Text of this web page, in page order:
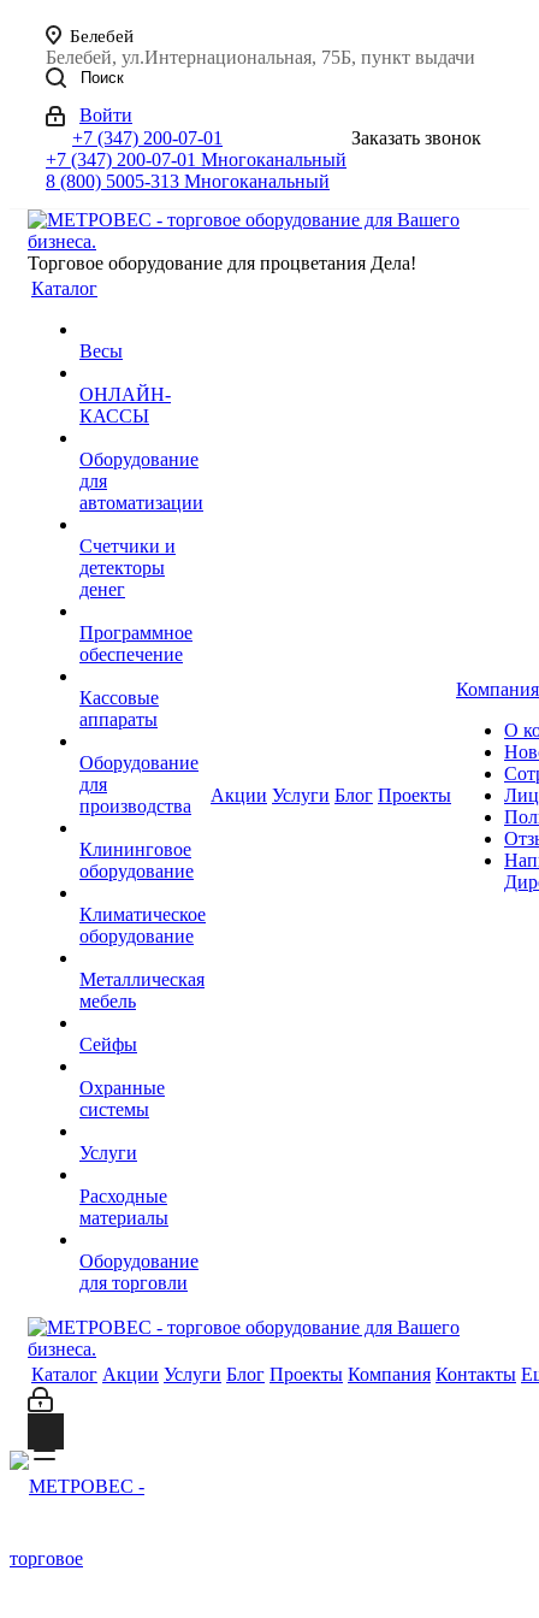
Белебей
Белебей, ул.Интернациональная, 75Б, пункт выдачи
Поиск
Войти
+7 (347) 200-07-01
+7 (347) 200-07-01 Многоканальный
8 (800) 5005-313 Многоканальный
Заказать звонок
Торговое оборудование для процветания Дела!
Каталог
Весы
ОНЛАЙН-
КАССЫ
Оборудование
для
автоматизации
Счетчики и
детекторы
денег
Программное
обеспечение
Кассовые
аппараты
Оборудование
для
производства
Клининговое
оборудование
Климатическое
оборудование
Металлическая
мебель
Сейфы
Охранные
системы
Услуги
Расходные
материалы
Оборудование
для торговли
Акции Услуги Блог Проекты
Компания
О
Каталог Акции Услуги Блог Проекты Компания Контакты